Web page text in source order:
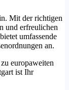
Mit der richtigen
und erfreulichen
umfassende
an.
europaweiten
ist Ihr